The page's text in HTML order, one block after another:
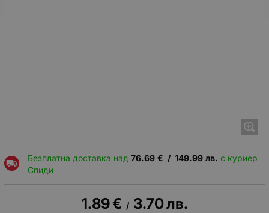
Безплатна доставка над 76.69 € / 149.99 лв. с куриер
Спиди
1.89€ / 3.70лв.